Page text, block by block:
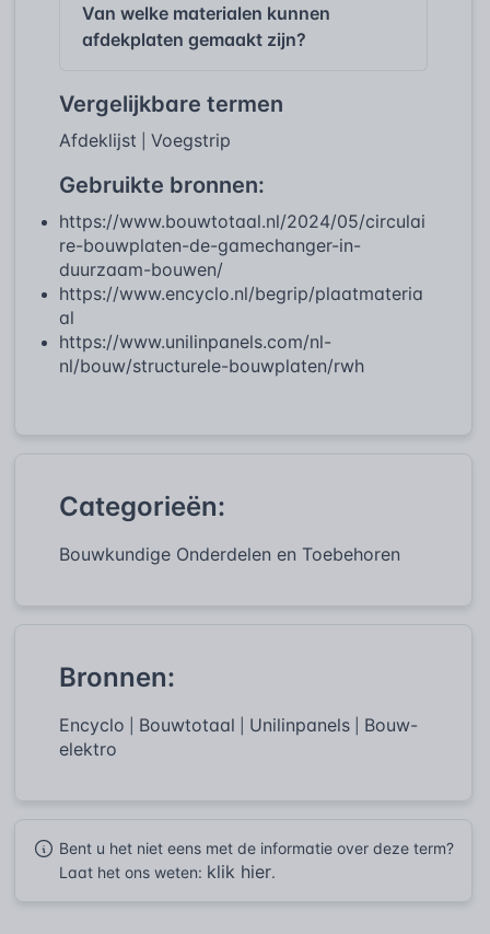
Van welke materialen kunnen
afdekplaten gemaakt zijn?
Vergelijkbare termen
Afdeklijst Voegstrip
Gebruikte bronnen:
https://www.bouwtotaal.nl/2024/05/circulai
re-bouwplaten-de-gamechanger-in-
duurzaam-bouwen/
https://www.encyclo.nl/begrip/plaatmateria
al
https://www.unilinpanels.com/nl-
nl/bouw/structurele-bouwplaten/rwh
Categorieën:
Bouwkundige Onderdelen en Toebehoren
Bronnen:
Encyclo Bouwtotaal Unilinpanels
Bouw-
elektro
Bent u het niet eens met de informatie over deze term?
Laat het ons weten: klik hier.